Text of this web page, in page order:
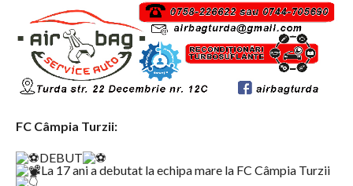
FC Câmpia Turzii:
DEBUT
La 17 ani a debutat la echipa mare la FC Câmpia Turzii